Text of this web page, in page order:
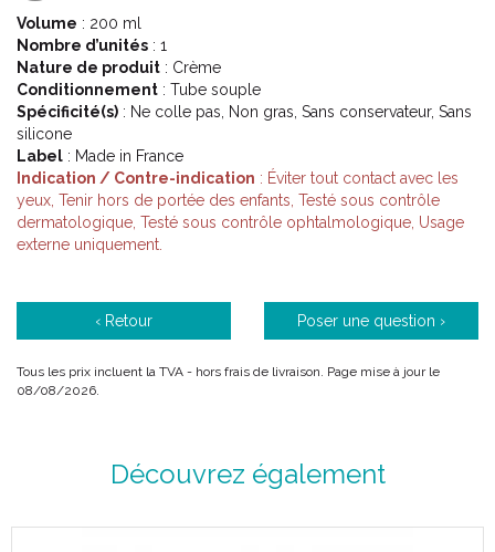
suffisamment hydratée, le film hydrolipidique à sa surface est
altéré et ne remplit plus sa fonction de barrière protectrice.
De plus, une peau suffisamment hydratée s’ avère plus belle,
plus souple et plus confortable.
La gamme Enocare concentre des principes actifs tels que l’
extrait de salicorne, le squalane végétal et la provitamine B5.
Ils hydratent la peau, la régénèrent, l’ apaisent et la repulpent,
tout en lui apportant douceur et souplesse. Ces soins
conviennent à toutes les peaux, même les plus sèches et
déshydratées.
Répondant aux attentes de consommatrices à la recherche
de simplicité et de compositions optimisées, la gamme
sensorielles, sans ingrédients superflus.
Code ACL : 0826371
Volume : 200 ml
Nombre d’unités : 1
Nature de produit : Crème
Conditionnement : Tube souple
Spécificité(s) : Ne colle pas, Non gras, Sans conservateur, Sans
silicone
Label : Made in France
Indication / Contre-indication : Éviter tout contact avec les
yeux, Tenir hors de portée des enfants, Testé sous contrôle
dermatologique, Testé sous contrôle ophtalmologique, Usage
externe uniquement.
‹ Retour Poser une question ›
Tous les prix incluent la TVA - hors frais de livraison. Page mise à jour le
08/08/2026.
Découvrez également